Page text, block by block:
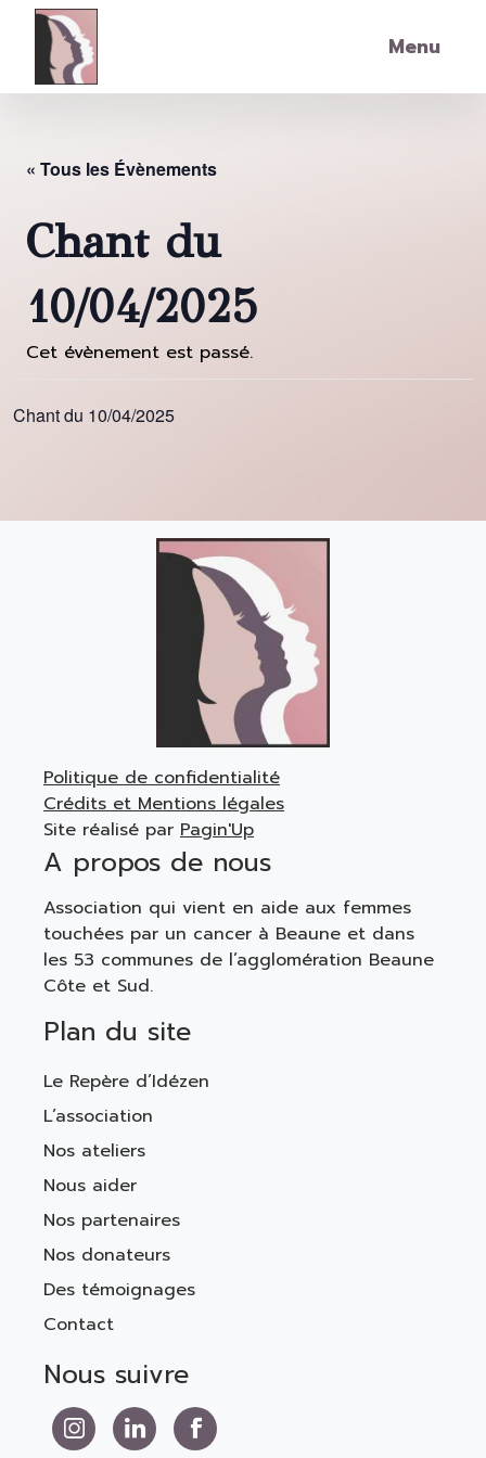
Skip to main content
Menu
« Tous les Évènements
Chant du
10/04/2025
Cet évènement est passé.
Chant du 10/04/2025
Politique de confidentialité
Crédits et Mentions légales
Site réalisé par Pagin'Up
A propos de nous
Association qui vient en aide aux femmes
touchées par un cancer à Beaune et dans
les 53 communes de l’agglomération Beaune
Côte et Sud.
Plan du site
Le Repère d’Idézen
L’association
Nos ateliers
Nous aider
Nos partenaires
Nos donateurs
Des témoignages
Contact
Nous suivre
Nous suivre sur Instagram
Nous suivre sur LinkedIn
Nous suivre sur Facebook